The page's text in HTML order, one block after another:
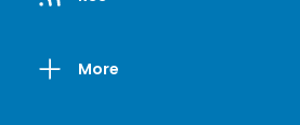
More